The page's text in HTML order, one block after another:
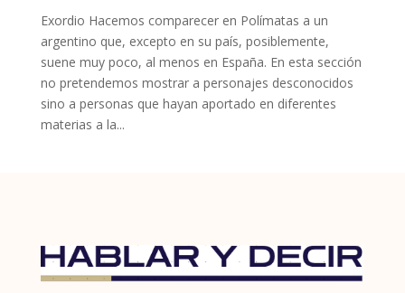
Exordio Hacemos comparecer en Polímatas a un
argentino que, excepto en su país, posiblemente,
suene muy poco, al menos en España. En esta sección
no pretendemos mostrar a personajes desconocidos
sino a personas que hayan aportado en diferentes
materias a la...